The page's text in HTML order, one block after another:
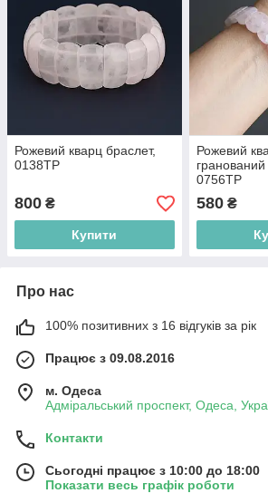
Рожевий кварц браслет,
0138ТР
800 ₴
Купити
Рожевий
гранований
0756ТР
580₴
Про нас
100% позитивних з 16 відгуків за рік
Працює з 09.08.2016
м. Одеса
Адміральський проспект, Одеса,
Контакти
Сьогодні працює з 10:00 до 18:00
Показати весь графік роботи